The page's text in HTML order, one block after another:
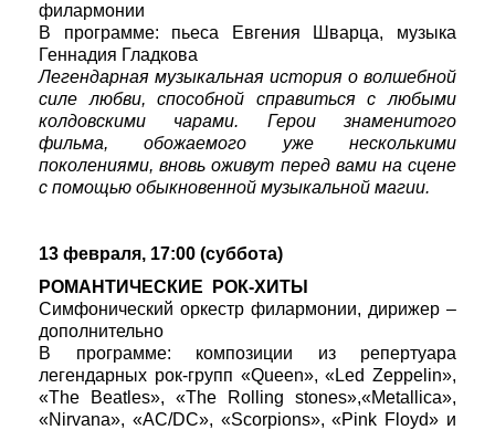
филармонии
В программе: пьеса Евгения Шварца, музыка
Геннадия Гладкова
Легендарная музыкальная история о волшебной
силе любви, способной справиться с любыми
колдовскими чарами. Герои знаменитого
фильма, обожаемого уже несколькими
поколениями, вновь оживут перед вами на сцене
с помощью обыкновенной музыкальной магии.
13 февраля, 17:00 (суббота)
РОМАНТИЧЕСКИЕ РОК-ХИТЫ
Симфонический оркестр филармонии, дирижер –
дополнительно
В программе: композиции из репертуара
легендарных рок-групп «Queen», «Led Zeppelin»,
«The Beatles», «The Rolling stones»,«Metallica»,
«Nirvana», «AC/DC», «Scorpions», «Pink Floyd» и